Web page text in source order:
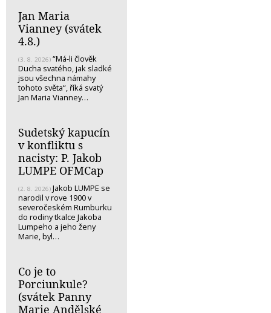
Jan Maria
Vianney (svátek
4.8.)
(3. 8. 2026) “Má-li člověk
Ducha svatého, jak sladké
jsou všechna námahy
tohoto světa“, říká svatý
Jan Maria Vianney…
Sudetský kapucín
v konfliktu s
nacisty: P. Jakob
LUMPE OFMCap
(2. 8. 2026) Jakob LUMPE se
narodil v rove 1900 v
severočeském Rumburku
do rodiny tkalce Jakoba
Lumpeho a jeho ženy
Marie, byl…
Co je to
Porciunkule?
(svátek Panny
Marie Andělské